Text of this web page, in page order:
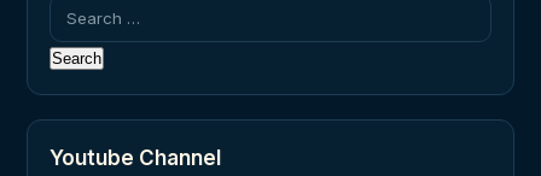
Search
for:
Youtube Channel